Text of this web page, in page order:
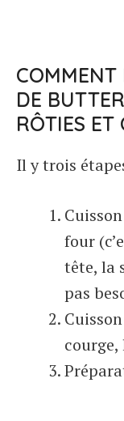
COMMENT
DE
RÔTIES ET
Il y trois
four
tête, la
pas